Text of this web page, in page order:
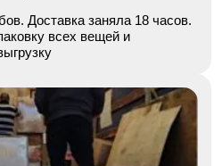
Доставка заняла 18 часов.
всех вещей и